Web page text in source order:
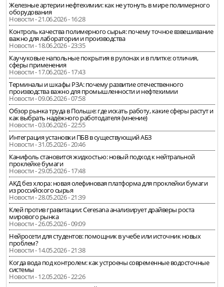
Железные артерии нефтехимии: как не утонуть в мире полимерного
оборудования
Новости - 21.06.2026 - 16:28
Контроль качества полимерного сырья: почему точное взвешивание
важно для лаборатории и производства
Новости - 18.06.2026 - 23:35
Каучуковые напольные покрытия в рулонах и в плитке: отличия,
сферы применения
Новости - 17.06.2026 - 17:43
Терминалы и шкафы РЗА: почему развитие отечественного
производства важно для промышленности и нефтехимии
Новости - 09.06.2026 - 07:58
Обзор рынка труда в Польше: где искать работу, какие сферы растут и
как выбрать надёжного работодателя (мнение)
Новости - 03.06.2026 - 22:55
Интеграция установки ПБВ в существующий АБЗ
Новости - 31.05.2026 - 20:46
Канифоль становится жидкостью: новый подход к нейтральной
проклейке бумаги
Новости - 29.05.2026 - 17:48
АКД без хлора: новая олефиновая платформа для проклейки бумаги
из российского сырья
Новости - 28.05.2026 - 21:39
Клей против гравитации: Ceresana анализирует драйверы роста
мирового рынка
Новости - 26.05.2026 - 09:09
Нейросети для студентов: помощник в учебе или источник новых
проблем?
Новости - 14.05.2026 - 21:38
Когда вода под контролем: как устроены современные водосточные
системы
Новости - 12.05.2026 - 22:26